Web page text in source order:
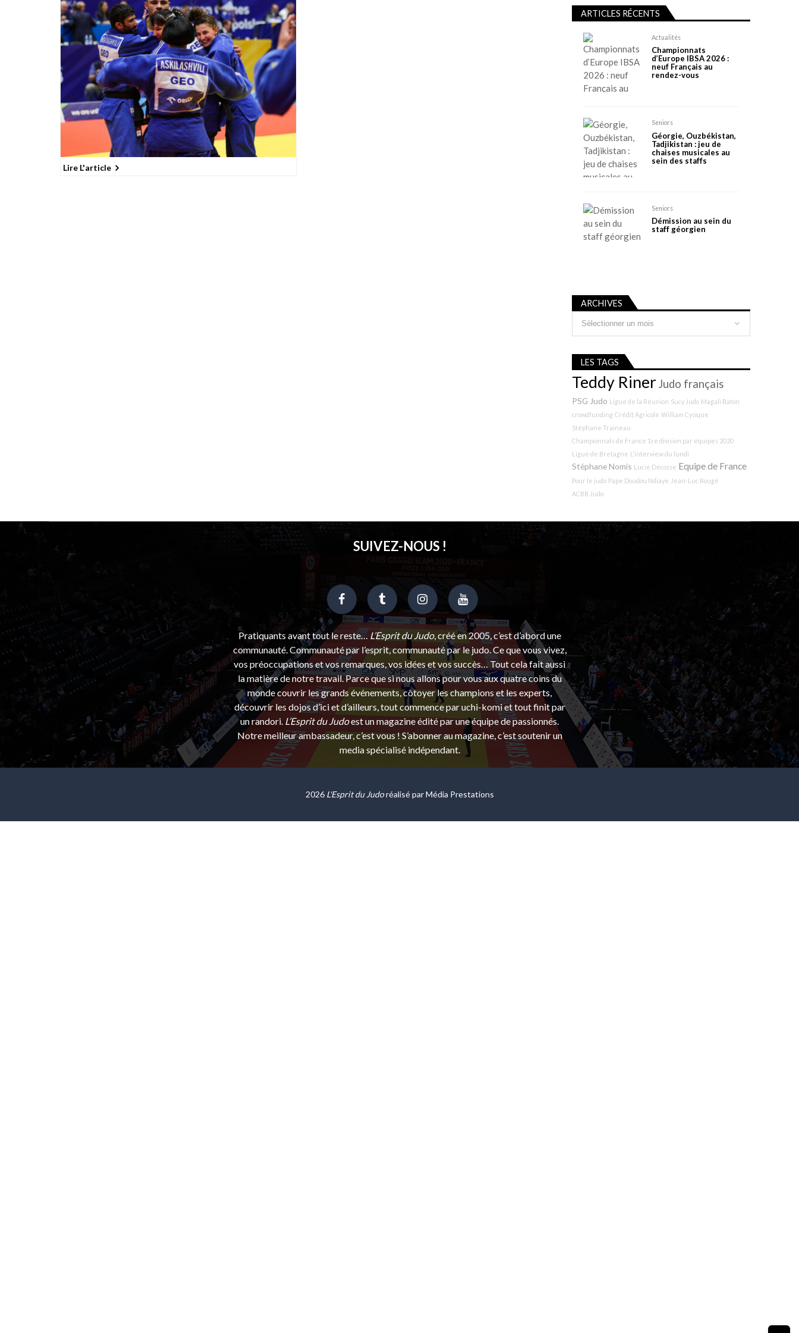
Lire L'article
ARTICLES RÉCENTS
Actualités
Championnats
d’Europe IBSA 2026 :
neuf Français au
rendez-vous
Seniors
Géorgie, Ouzbékistan,
Tadjikistan : jeu de
chaises musicales au
sein des staffs
Seniors
Démission au sein du
staff géorgien
ARCHIVES
LES TAGS
Teddy RinerJudo français
PSG Judo Ligue de la Réunion Sucy Judo Magali Baton
crowdfunding Crédit Agricole William Cysique
Stéphane Traineau
Championnats de France 1re division par équipes 2020
Ligue de Bretagne L'interview du lundi
Stéphane Nomis Lucie Décosse Equipe de France
Pour le judo Pape Doudou Ndiaye Jean-Luc Rougé
ACBB Judo
SUIVEZ-NOUS !
Pratiquants avant tout le reste… L’Esprit du Judo, créé en 2005, c’est d’abord une
communauté. Communauté par l’esprit, communauté par le judo. Ce que vous vivez,
vos préoccupations et vos remarques, vos idées et vos succès… Tout cela fait aussi
la matière de notre travail. Parce que si nous allons pour vous aux quatre coins du
monde couvrir les grands événements, côtoyer les champions et les experts,
découvrir les dojos d’ici et d’ailleurs, tout commence par uchi-komi et tout finit par
un randori. L’Esprit du Judoest un magazine édité par une équipe de passionnés.
Notre meilleur ambassadeur, c’est vous ! S’abonner au magazine, c’est soutenir un
media spécialisé indépendant.
2026 L'Esprit du Judoréalisé parMédia Prestations